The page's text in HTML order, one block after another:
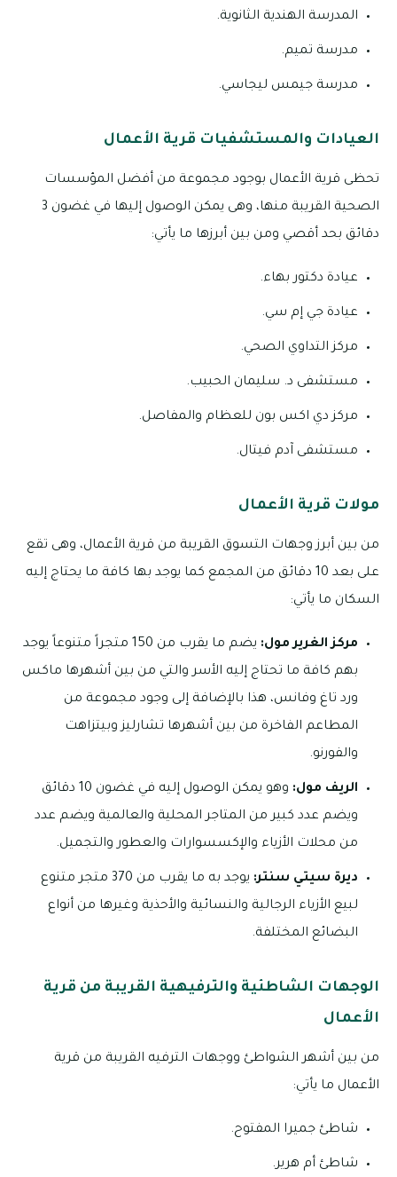
المدرسة الهندية الثانوية.
مدرسة تميم.
مدرسة جيمس ليجاسي.
العيادات والمستشفيات قرية الأعمال
تحظى قرية الأعمال بوجود مجموعة من أفضل المؤسسات
الصحية القريبة منها، وهى يمكن الوصول إليها في غضون 3
دقائق بحد أقصي ومن بين أبرزها ما يأتي:
عيادة دكتور بهاء.
عيادة جي إم سي.
مركز التداوي الصحي.
مستشفى د. سليمان الحبيب.
مركز دي اكس بون للعظام والمفاصل.
مستشفى آدم فيتال.
مولات قرية الأعمال
من بين أبرز وجهات التسوق القريبة من قرية الأعمال، وهى تقع
على بعد 10 دقائق من المجمع كما يوجد بها كافة ما يحتاج إليه
السكان ما يأتي:
مركز الغرير مول:
يضم ما يقرب من 150 متجراً متنوعاً يوجد
بهم كافة ما تحتاج إليه الأسر والتي من بين أشهرها ماكس
ورد تاغ وفانس، هذا بالإضافة إلى وجود مجموعة من
المطاعم الفاخرة من بين أشهرها تشارليز وبيتزاهت
والفورنو.
الريف مول:
وهو يمكن الوصول إليه في غضون 10 دقائق
ويضم عدد كبير من المتاجر المحلية والعالمية ويضم عدد
من محلات الأزياء والإكسسوارات والعطور والتجميل.
ديرة سيتي سنتر:
يوجد به ما يقرب من 370 متجر متنوع
لبيع الأزياء الرجالية والنسائية والأحذية وغيرها من أنواع
البضائع المختلفة.
الوجهات الشاطئية والترفيهية القريبة من قرية
الأعمال
من بين أشهر الشواطئ ووجهات الترفيه القريبة من قرية
الأعمال ما يأتي:
شاطئ جميرا المفتوح.
شاطئ أم هرير.